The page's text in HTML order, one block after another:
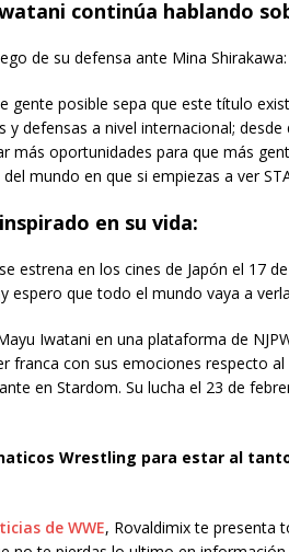
continúa hablando
de su defensa ante Mina Shirakawa:
gente posible sepa que este título
defensas a nivel internacional;
más oportunidades para que más
mundo en que si empiezas a ver
en su vida:
estrena en los cines de Japón el 17
espero que todo el mundo vaya a
Iwatani en una plataforma de
franca con sus emociones respecto
en Stardom. Su lucha el 23 de
Wrestling para estar al tanto
de WWE, Rovaldimix te presenta